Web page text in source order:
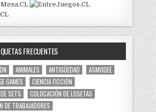
FRECUENTES
ANIMALES ANTIGÜEDAD
ASMODEE
GAMES
CIENCIA FICCIÓN
SETS
COLOCACIÓN DE LOSETAS
DE TRABAJADORES